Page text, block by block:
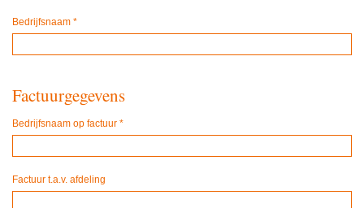
Bedrijfsnaam *
Factuurgegevens
Bedrijfsnaam op factuur *
Factuur t.a.v. afdeling